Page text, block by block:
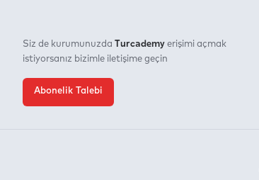
Siz de kurumunuzda Turcademy erişimi açmak
istiyorsanız bizimle iletişime geçin
Abonelik Talebi